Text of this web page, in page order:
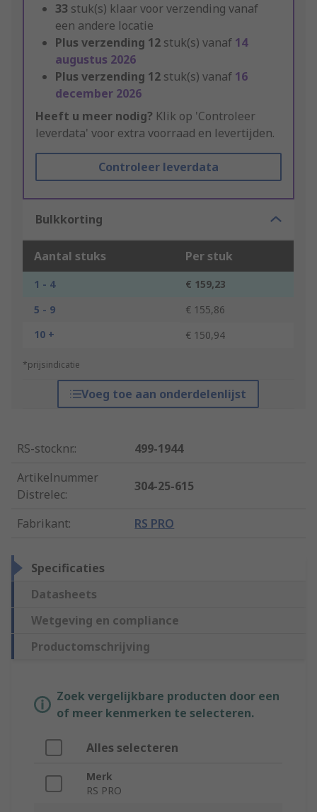
33 stuk(s) klaar voor verzending vanaf
een andere locatie
Plus verzending 12 stuk(s) vanaf 14
augustus 2026
Plus verzending 12 stuk(s) vanaf 16
december 2026
Heeft u meer nodig? Klik op 'Controleer
leverdata' voor extra voorraad en levertijden.
Controleer leverdata
Bulkkorting
Aantal stuks Per stuk
1 - 4
€ 159,23
5 - 9
€ 155,86
10 +
€ 150,94
*prijsindicatie
Voeg toe aan onderdelenlijst
RS-stocknr.:
499-1944
Artikelnummer
Distrelec:
304-25-615
Fabrikant: RS PRO
Specificaties
Datasheets
Wetgeving en compliance
Productomschrijving
Zoek vergelijkbare producten door een
of meer kenmerken te selecteren.
Alles selecteren
Merk
RS PRO